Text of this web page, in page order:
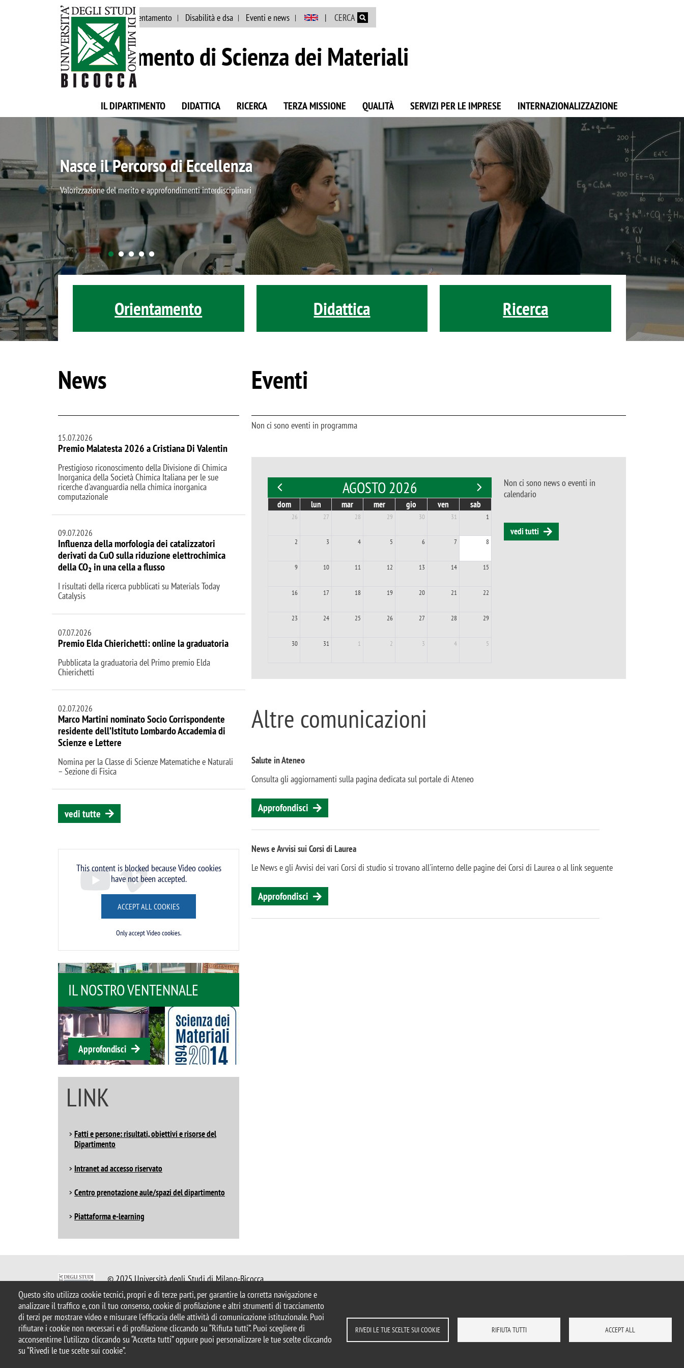
Salta al contenuto principale
Questo sito utilizza cookie tecnici, propri e di terze parti, per garantire la corretta navigazione e
analizzare il traffico e, con il tuo consenso, cookie di profilazione e altri strumenti di tracciamento
di terzi per mostrare video e misurare l'efficacia delle attività di comunicazione istituzionale. Puoi
rifiutare i cookie non necessari e di profilazione cliccando su “Rifiuta tutti”. Puoi scegliere di
acconsentirne l’utilizzo cliccando su “Accetta tutti” oppure puoi personalizzare le tue scelte cliccando
su “Rivedi le tue scelte sui cookie”.
RIVEDI LE TUE SCELTE SUI COOKIE RIFIUTA TUTTI ACCEPT ALL
Ateneo Staff Orientamento Disabilità e dsa Eventi e news CERCA
Dipartimento di Scienza dei Materiali
IL DIPARTIMENTO DIDATTICA RICERCA TERZA MISSIONE QUALITÀ SERVIZI PER LE IMPRESE INTERNAZIONALIZZAZIONE
Breakthroughs in Materials Science
Seminari divulgativi sulle nuove frontiere della Scienza dei Materiali
Orientamento Didattica Ricerca
News
15.07.2026
Premio Malatesta 2026 a Cristiana Di Valentin
Prestigioso riconoscimento della Divisione di Chimica
Inorganica della Società Chimica Italiana per le sue
ricerche d'avanguardia nella chimica inorganica
computazionale
09.07.2026
Influenza della morfologia dei catalizzatori
derivati da CuO sulla riduzione elettrochimica
della CO₂ in una cella a flusso
I risultati della ricerca pubblicati su Materials Today
Catalysis
07.07.2026
Premio Elda Chierichetti: online la graduatoria
Pubblicata la graduatoria del Primo premio Elda
Chierichetti
02.07.2026
Marco Martini nominato Socio Corrispondente
residente dell’Istituto Lombardo Accademia di
Scienze e Lettere
Nomina per la Classe di Scienze Matematiche e Naturali
– Sezione di Fisica
vedi tutte
This content is blocked because Video cookies
have not been accepted.
ACCEPT ALL COOKIES
Only accept Video cookies.
DIDATTICA
Approfondisci
LINK
Fatti e persone: risultati, obiettivi e risorse del
Dipartimento
Intranet ad accesso riservato
Centro prenotazione aule/spazi del dipartimento
Piattaforma e-learning
Eventi
Non ci sono eventi in programma
AGOSTO 2026
dom lun mar mer gio ven sab
26 27 28 29 30 31 1
2 3 4 5 6 7 8
9 10 11 12 13 14 15
16 17 18 19 20 21 22
23 24 25 26 27 28 29
30 31 1 2 3 4 5
Non ci sono news o eventi in
calendario
vedi tutti
Altre comunicazioni
Salute in Ateneo
Consulta gli aggiornamenti sulla pagina dedicata sul portale di Ateneo
Approfondisci
News e Avvisi sui Corsi di Laurea
Le News e gli Avvisi dei vari Corsi di studio si trovano all'interno delle pagine dei Corsi di Laurea o al link seguente
Approfondisci
© 2025 Università degli Studi di Milano-Bicocca
Piazza dell'Ateneo Nuovo, 1 - 20126, Milano
Casella PEC:ateneo.bicocca@pec.unimib.it
P.I. 12621570154 |redazioneweb.mater@unimib.it
Note legali Privacy e cookie policy Amministrazione trasparente Dichiarazione di accessibilità
Accessibilità Statistiche di accesso
DOVE SIAMO MAPPA DEL SITO CONTATTI